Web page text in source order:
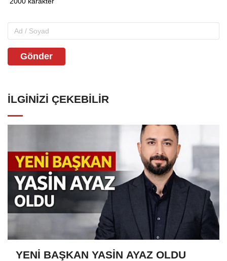
Gönder
İLGINIZI ÇEKEBILIR
YENİ BAŞKAN YASİN AYAZ OLDU